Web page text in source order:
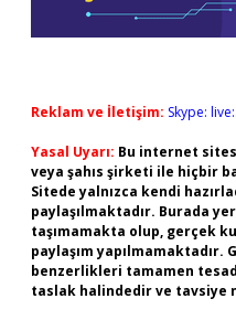
Reklam ve İletişim: Skype:
Yasal Uyarı: Bu internet
veya şahıs şirketi ile hiçbir
Sitede yalnızca kendi
paylaşılmaktadır. Burada
taşımamakta olup, gerçek
paylaşım
benzerlikleri tamamen
taslak halindedir ve tavsiye